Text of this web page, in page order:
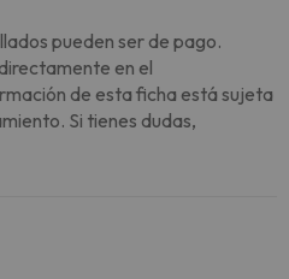
pueden ser de pago.
en el
de esta ficha está sujeta
Si tienes dudas,